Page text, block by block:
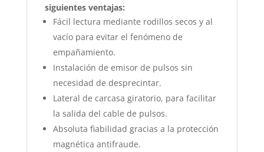
siguientes ventajas:
Fácil lectura mediante rodillos secos y al
vacío para evitar el fenómeno de
empañamiento.
Instalación de emisor de pulsos sin
necesidad de desprecintar.
Lateral de carcasa giratorio, para facilitar
la salida del cable de pulsos.
Absoluta fiabilidad gracias a la protección
magnética antifraude.